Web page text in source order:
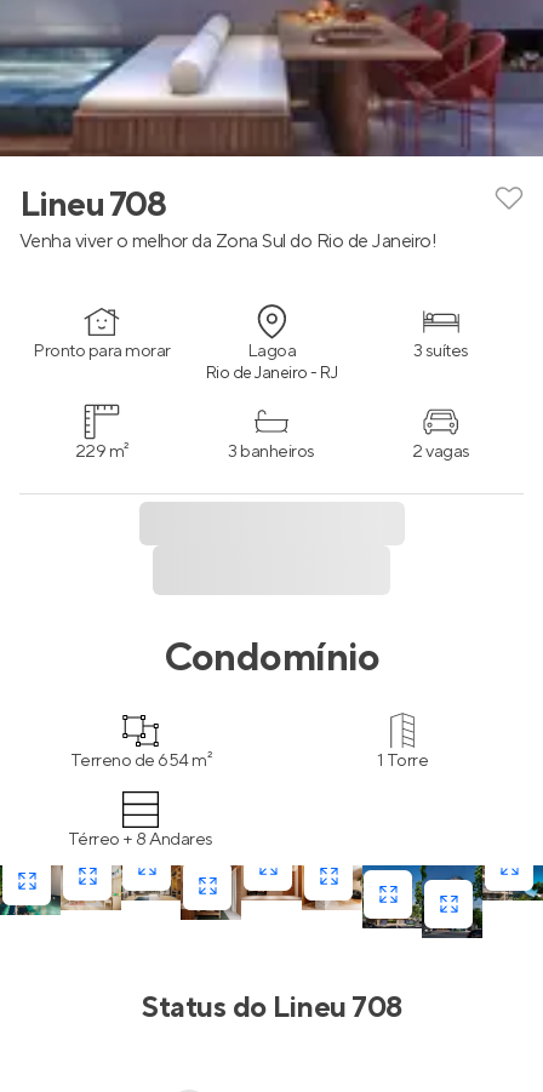
Lineu 708
Venha viver o melhor da Zona Sul do Rio de Janeiro!
Pronto para morar Lagoa
Rio de Janeiro - RJ
3 suítes
229 m² 3 banheiros 2 vagas
Condomínio
Terreno de 654 m² 1 Torre
Térreo + 8 Andares
Status do Lineu 708